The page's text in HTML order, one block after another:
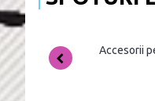
Accesorii